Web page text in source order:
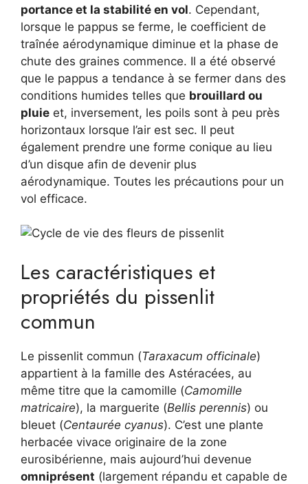
portance et la stabilité en vol. Cependant,
lorsque le pappus se ferme, le coefficient de
traînée aérodynamique diminue et la phase de
chute des graines commence. Il a été observé
que le pappus a tendance à se fermer dans des
conditions humides telles que brouillard ou
pluie et, inversement, les poils sont à peu près
horizontaux lorsque l’air est sec. Il peut
également prendre une forme conique au lieu
d’un disque afin de devenir plus
aérodynamique. Toutes les précautions pour un
vol efficace.
Les caractéristiques et
propriétés du pissenlit
commun
Le pissenlit commun (Taraxacum officinale)
appartient à la famille des Astéracées, au
même titre que la camomille (Camomille
matricaire), la marguerite (Bellis perennis) ou
bleuet (Centaurée cyanus). C’est une plante
herbacée vivace originaire de la zone
eurosibérienne, mais aujourd’hui devenue
omniprésent (largement répandu et capable de